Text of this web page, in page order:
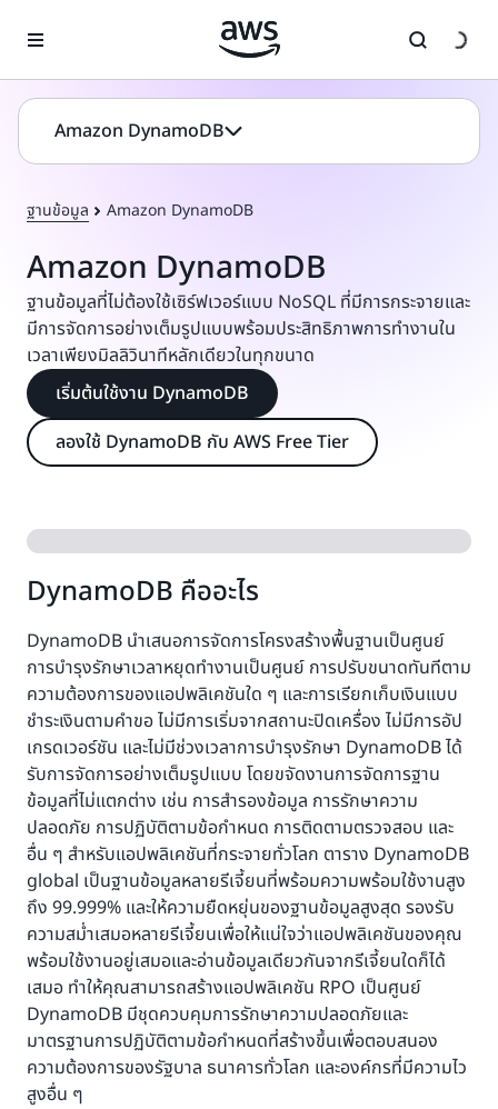
Amazon DynamoDB
ฐานข้อมูล Amazon DynamoDB
Amazon DynamoDB
ฐานข้อมูลที่ไม่ต้องใช้เซิร์ฟเวอร์แบบ NoSQL ที่มีการกระจายและ
มีการจัดการอย่างเต็มรูปแบบพร้อมประสิทธิภาพการทำงานใน
เวลาเพียงมิลลิวินาทีหลักเดียวในทุกขนาด
เริ่มต้นใช้งาน DynamoDB
ลองใช้ DynamoDB กับ AWS Free Tier
DynamoDB คืออะไร
DynamoDB นำเสนอการจัดการโครงสร้างพื้นฐานเป็นศูนย์
การบำรุงรักษาเวลาหยุดทำงานเป็นศูนย์ การปรับขนาดทันทีตาม
ความต้องการของแอปพลิเคชันใด ๆ และการเรียกเก็บเงินแบบ
ชำระเงินตามคำขอ ไม่มีการเริ่มจากสถานะปิดเครื่อง ไม่มีการอัป
เกรดเวอร์ชัน และไม่มีช่วงเวลาการบำรุงรักษา DynamoDB ได้
รับการจัดการอย่างเต็มรูปแบบ โดยขจัดงานการจัดการฐาน
ข้อมูลที่ไม่แตกต่าง เช่น การสำรองข้อมูล การรักษาความ
ปลอดภัย การปฏิบัติตามข้อกำหนด การติดตามตรวจสอบ และ
อื่น ๆ สำหรับแอปพลิเคชันที่กระจายทั่วโลก ตาราง DynamoDB
global เป็นฐานข้อมูลหลายรีเจี้ยนที่พร้อมความพร้อมใช้งานสูง
ถึง 99.999% และให้ความยืดหยุ่นของฐานข้อมูลสูงสุด รองรับ
ความสม่ำเสมอหลายรีเจี้ยนเพื่อให้แน่ใจว่าแอปพลิเคชันของคุณ
พร้อมใช้งานอยู่เสมอและอ่านข้อมูลเดียวกันจากรีเจี้ยนใดก็ได้
เสมอ ทำให้คุณสามารถสร้างแอปพลิเคชัน RPO เป็นศูนย์
DynamoDB มีชุดควบคุมการรักษาความปลอดภัยและ
มาตรฐานการปฏิบัติตามข้อกำหนดที่สร้างขึ้นเพื่อตอบสนอง
ความต้องการของรัฐบาล ธนาคารทั่วโลก และองค์กรที่มีความไว
สูงอื่น ๆ